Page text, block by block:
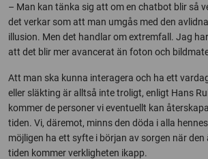
– Man kan tänka sig att om en chatbot blir så
det verkar som att man umgås med den
illusion. Men det handlar om extremfall. Jag
att det blir mer avancerat än foton och
Att man ska kunna interagera och ha ett
eller släkting är alltså inte troligt, enligt Hans
kommer de personer vi eventuellt kan
tiden. Vi, däremot, minns den döda i alla
möjligen ha ett syfte i början av sorgen när den
tiden kommer verkligheten ikapp.